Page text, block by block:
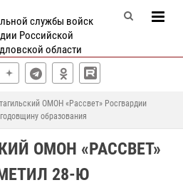
службы войск
Российской
области
ОМОН «Рассвет» Росгвардии
образования
ОМОН «РАССВЕТ»
28-Ю